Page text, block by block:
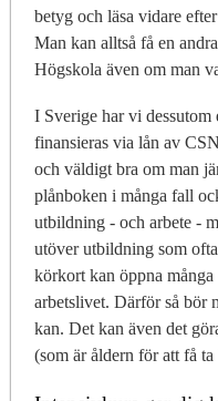
betyg och läsa vidare
Man kan alltså få en
Högskola även om man
I Sverige har vi dessutom
finansieras via lån av
och väldigt bra om man
plånboken i många fall
utbildning - och arbete -
utöver utbildning som
körkort kan öppna
arbetslivet. Därför så bör
kan. Det kan även det
(som är åldern för att få